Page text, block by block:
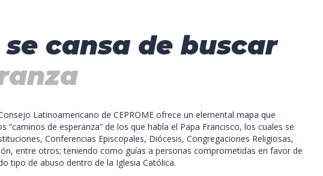
cansa de buscar
Latinoamericano de CEPROME ofrece un elemental mapa que
“caminos de esperanza” de los que habla el Papa Francisco, los cuales se
Conferencias Episcopales, Diócesis, Congregaciones Religiosas,
entre otros; teniendo como guías a personas comprometidas en favor de
tipo de abuso dentro de la Iglesia Católica.